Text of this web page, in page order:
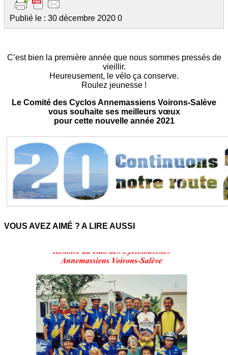
Publié le : 30 décembre 2020 0
C’est bien la première année que nous sommes pressés de
vieillir.
Heureusement, le vélo ça conserve.
Roulez jeunesse !
Le Comité des Cyclos Annemassiens Voirons-Salève
vous souhaite ses meilleurs vœux
pour cette nouvelle année 2021
VOUS AVEZ AIMÉ ? A LIRE AUSSI